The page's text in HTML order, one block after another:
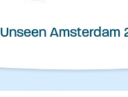
Unseen Amsterdam